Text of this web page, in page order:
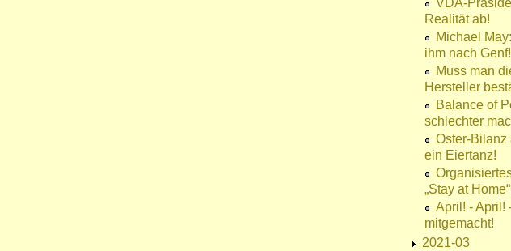
VDA-
Realität ab!
Michael
ihm nach Genf!
Muss man
Hersteller
Balance of
schlechter
Oster-Bilanz
ein Eiertanz!
„Stay at
April! - April!
mitgemacht!
2021-03